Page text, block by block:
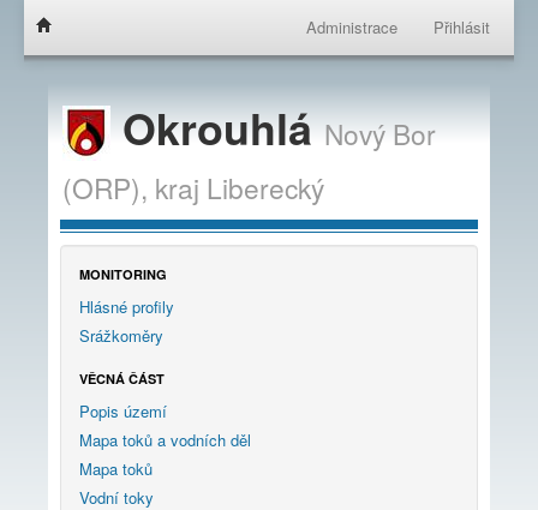
Administrace Přihlásit
OkrouhláNový Bor
(ORP), kraj Liberecký
MONITORING
Hlásné profily
Srážkoměry
VĚCNÁ ČÁST
Popis území
Mapa toků a vodních děl
Mapa toků
Vodní toky